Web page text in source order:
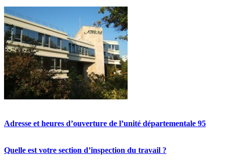
Adresse et heures d’ouverture de l’unité départementale 95
Quelle est votre section d’inspection du travail ?